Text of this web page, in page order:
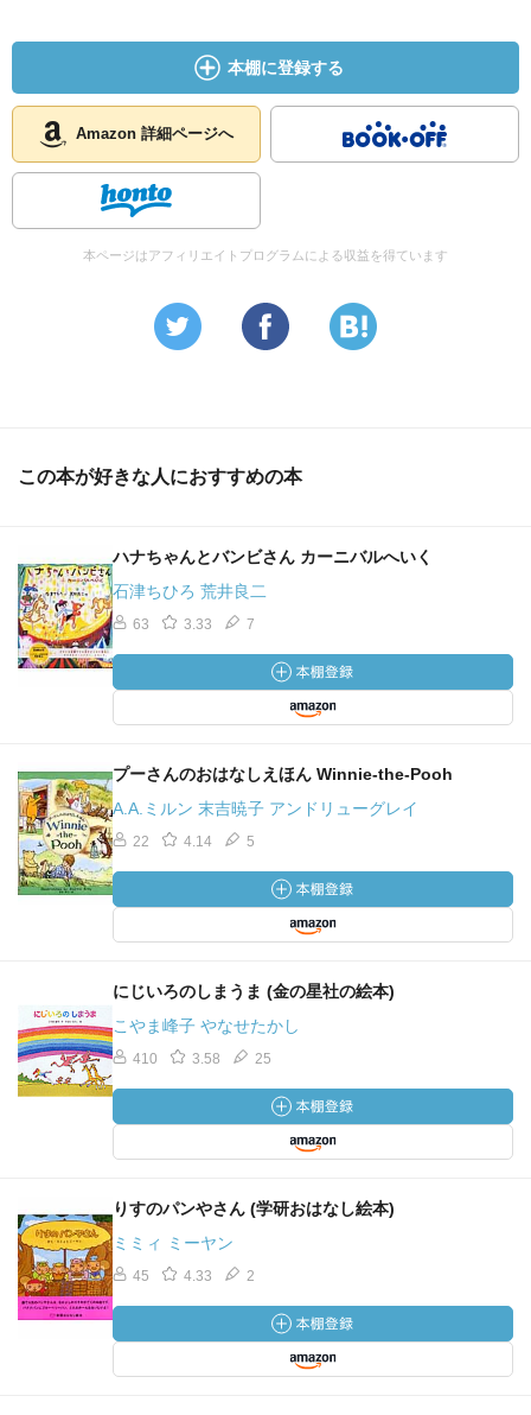
本棚に登録する
Amazon 詳細ページへ
本ページはアフィリエイトプログラムによる収益を得ています
この本が好きな人におすすめの本
ハナちゃんとバンビさん カーニバルへいく
石津ちひろ 荒井良二
63 3.33 7
プーさんのおはなしえほん Winnie‐the‐Pooh
A.A.ミルン 末吉暁子 アンドリューグレイ
22 4.14 5
にじいろのしまうま (金の星社の絵本)
こやま峰子 やなせたかし
410 3.58 25
りすのパンやさん (学研おはなし絵本)
ミミィ ミーヤン
45 4.33 2